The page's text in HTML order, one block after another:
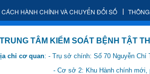
CÁCH HÀNH CHÍNH VÀ CHUYỂN ĐỔI SỐ
KIỂM SOÁT BỆNH TẬT
chỉ cơ quan: - Trụ sở chính: Số 70 Nguyễn Chí
Hành chính mới, phường Hà